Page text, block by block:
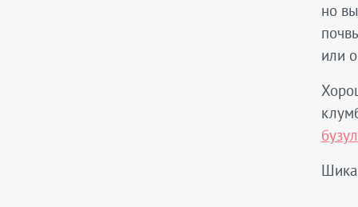
но
или